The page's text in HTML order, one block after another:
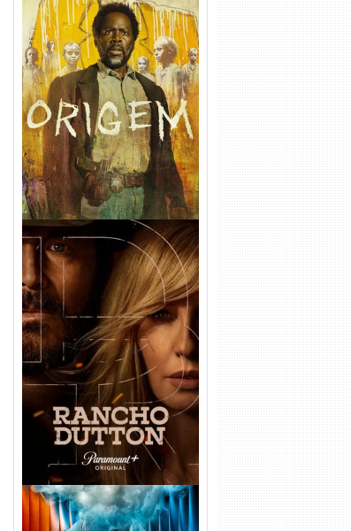
Origem 4ª Temporada Torrent
(2026) WEB-DL 1080p/4K
Dual Áudio
Rancho Dutton 1ª
Temporada Torrent (2026)
WEB-DL 1080p Dual Áudio